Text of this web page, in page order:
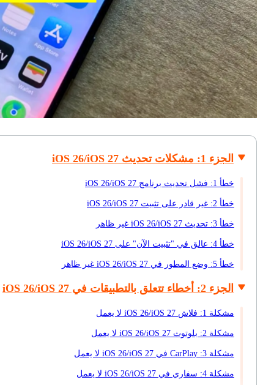
الجزء 1: مشكلات تحديث iOS 26/iOS 27
خطأ 1: فشل تحديث برنامج iOS 26/iOS 27
خطأ 2: غير قادر على تثبيت iOS 26/iOS 27
خطأ 3: تحديث iOS 26/iOS 27 غير ظاهر
خطأ 4: عالق في "تثبيت الآن" على iOS 26/iOS 27
خطأ 5: وضع المطور في iOS 26/iOS 27 غير ظاهر
الجزء 2: أخطاء تتعلق بالتطبيقات في iOS 26/iOS 27
مشكلة 1: فلاش iOS 26/iOS 27 لا يعمل
مشكلة 2: بلوتوث iOS 26/iOS 27 لا يعمل
مشكلة 3: CarPlay في iOS 26/iOS 27 لا يعمل
مشكلة 4: سفاري في iOS 26/iOS 27 لا يعمل